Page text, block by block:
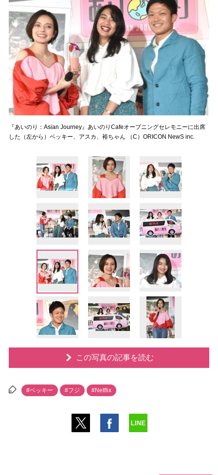
『あいのり：Asian Journey』あいのりCafeオープニングセレモニーに出席
した（左から）ベッキー、アスカ、裕ちゃん （C）ORICON NewS inc.
この写真の記事を読む
#ベッキー #フジ #Netflix